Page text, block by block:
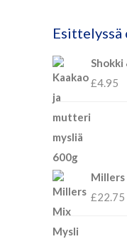
£4.95
Millers
£22.75